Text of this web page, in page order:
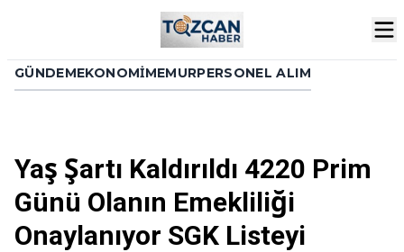
GÜNDEMEKONOMIMEMURPERSONEL ALIM
Yaş Şartı Kaldırıldı 4220 Prim
Günü Olanın Emekliliği
Onaylanıyor SGK Listeyi